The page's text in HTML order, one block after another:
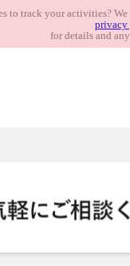
to track your activities?
for details and